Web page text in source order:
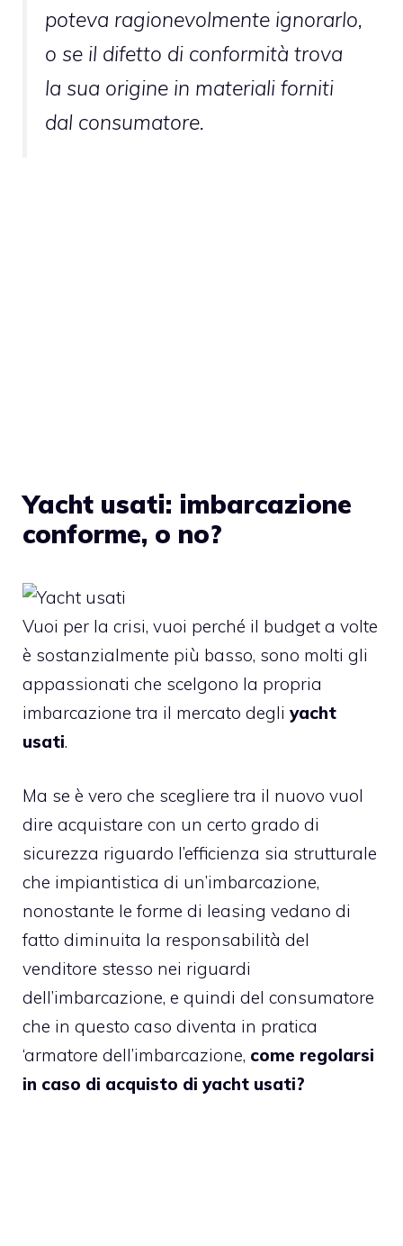
poteva ragionevolmente ignorarlo,
o se il difetto di conformità trova
la sua origine in materiali forniti
dal consumatore.
Yacht usati: imbarcazione
conforme, o no?
Vuoi per la crisi, vuoi perché il budget a volte
è sostanzialmente più basso, sono molti gli
appassionati che scelgono la propria
imbarcazione tra il mercato degli yacht
usati.
Ma se è vero che scegliere tra il nuovo vuol
dire acquistare con un certo grado di
sicurezza riguardo l’efficienza sia strutturale
che impiantistica di un’imbarcazione,
nonostante le forme di leasing vedano di
fatto diminuita la responsabilità del
venditore stesso nei riguardi
dell’imbarcazione, e quindi del consumatore
che in questo caso diventa in pratica
‘armatore dell’imbarcazione, come regolarsi
in caso di acquisto di yacht usati?